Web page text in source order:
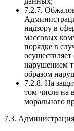
7.2.7.
надзору в
массовых
порядке в
нарушением
образом
7.2.8. На
том числе на
морального
7.3.